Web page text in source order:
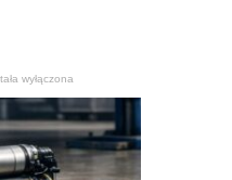
wyłączona